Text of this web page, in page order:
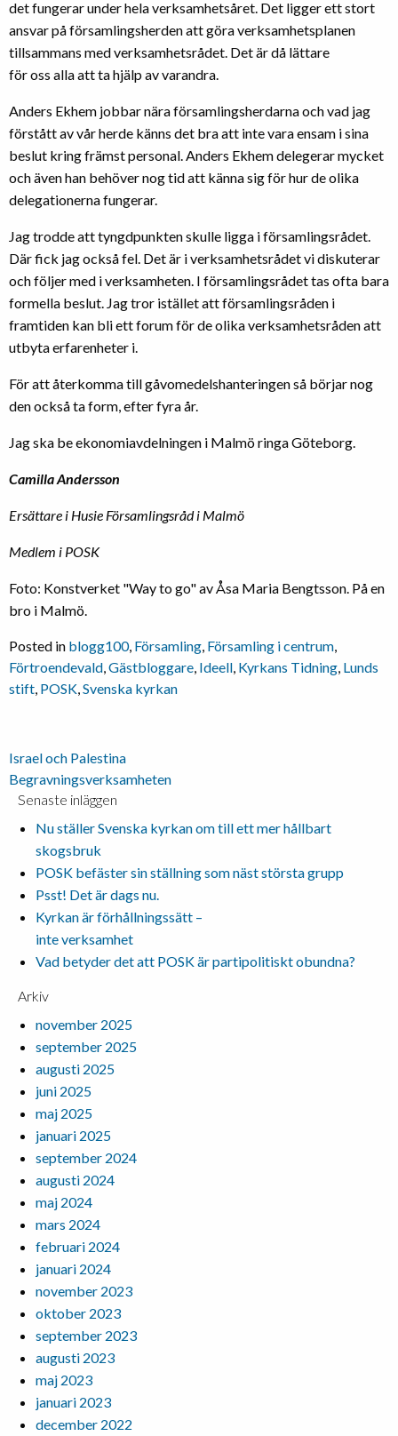
det fungerar under hela verksamhetsåret. Det ligger ett stort
ansvar på församlingsherden att göra verksamhetsplanen
tillsammans med verksamhetsrådet. Det är då lättare
för oss alla att ta hjälp av varandra.
Anders Ekhem jobbar nära församlingsherdarna och vad jag
förstått av vår herde känns det bra att inte vara ensam i sina
beslut kring främst personal. Anders Ekhem delegerar mycket
och även han behöver nog tid att känna sig för hur de olika
delegationerna fungerar.
Jag trodde att tyngdpunkten skulle ligga i församlingsrådet.
Där fick jag också fel. Det är i verksamhetsrådet vi diskuterar
och följer med i verksamheten. I församlingsrådet tas ofta bara
formella beslut. Jag tror istället att församlingsråden i
framtiden kan bli ett forum för de olika verksamhetsråden att
utbyta erfarenheter i.
För att återkomma till gåvomedelshanteringen så börjar nog
den också ta form, efter fyra år.
Jag ska be ekonomiavdelningen i Malmö ringa Göteborg.
Camilla Andersson
Ersättare i Husie Församlingsråd i Malmö
Medlem i POSK
Foto: Konstverket "Way to go" av Åsa Maria Bengtsson. På en
bro i Malmö.
Posted in blogg100, Församling Församling i centrum
Förtroendevald Gästbloggare Ideell Kyrkans Tidning Lunds
stift POSK Svenska kyrkan
Inläggsnavigering
Israel och Palestina
Begravningsverksamheten
Senaste inläggen
Nu ställer Svenska kyrkan om till ett mer hållbart
skogsbruk
POSK befäster sin ställning som näst största grupp
Psst! Det är dags nu.
Kyrkan är förhållningssätt –
inte verksamhet
Vad betyder det att POSK är partipolitiskt obundna?
Arkiv
november 2025
september 2025
augusti 2025
juni 2025
maj 2025
januari 2025
september 2024
augusti 2024
maj 2024
mars 2024
februari 2024
januari 2024
november 2023
oktober 2023
september 2023
augusti 2023
maj 2023
januari 2023
december 2022